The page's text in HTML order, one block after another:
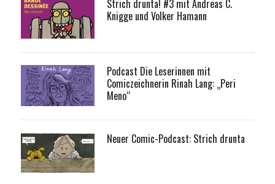
Strich drunta! #3 mit Andreas C.
Knigge und Volker Hamann
Podcast Die Leserinnen mit
Comiczeichnerin Rinah Lang: „Peri
Meno“
Neuer Comic-Podcast: Strich drunta